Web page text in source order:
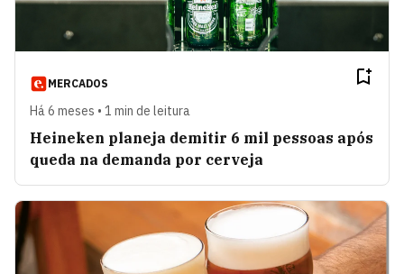
MERCADOS
Há 6 meses • 1 min de leitura
Heineken planeja demitir 6 mil pessoas após
queda na demanda por cerveja